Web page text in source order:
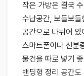
작은 가방은 결국
수납공간, 보들보
공간으로 나뉘어
스마트폰이나 신분
물건을 따로 넣기
밴딩형 정리 공간